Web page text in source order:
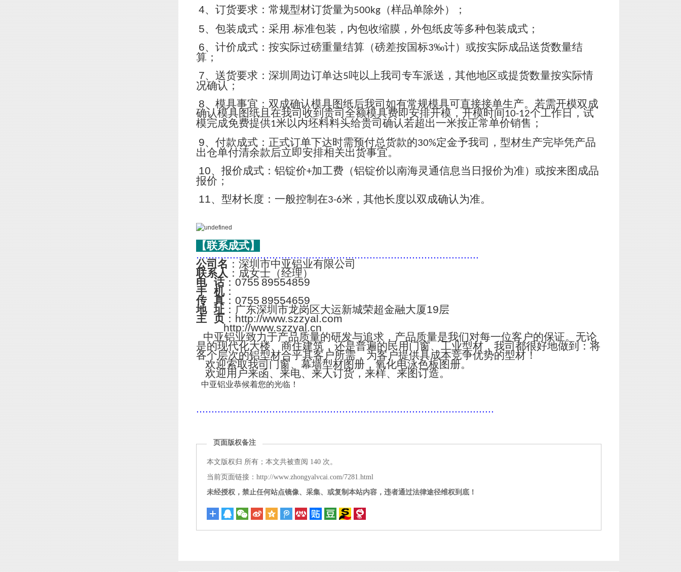
4、订货要求：常规型材订货量为500kg（样品单除外）；
5、包装成式：采用 .标准包装，内包收缩膜，外包纸皮等多种包装成式；
6、计价成式：按实际过磅重量结算（磅差按国标3‰计）或按实际成品送货数量结
算；
7、送货要求：深圳周边订单达5吨以上我司专车派送，其他地区或提货数量按实际情
况确认；
8、模具事宜：双成确认模具图纸后我司如有常规模具可直接接单生产。若需开模双成
确认模具图纸且在我司收到贵司全额模具费即安排开模，开模时间10-12个工作日，试
模完成免费提供1米以内坯料料头给贵司确认若超出一米按正常单价销售；
9、付款成式：正式订单下达时需预付总货款的30%定金予我司，型材生产完毕凭产品
出仓单付清余款后立即安排相关出货事宜。
10、报价成式：铝锭价+加工费（铝锭价以南海灵通信息当日报价为准）或按来图成品
报价；
11、型材长度：一般控制在3-6米，其他长度以双成确认为准。
【联系成式】
.............................................................................................
公司名 ：深圳市中亚铝业有限公司
联系人 ：成女士（经理）
电 话：0755 89554859
手 机：
传 真：0755 89554659
地 址：广东深圳市龙岗区大运新城荣超金融大厦19层
主 页：http://www.szzyal.com
http://www.szzyal.cn
中亚铝业致力于产品质量的研发与追求，产品质量是我们对每一位客户的保证。无论
是的现代化大楼、商住建筑，还是普遍的民用门窗、工业型材，我司都很好地做到：将
各个层次的铝型材合乎其客户所需，为客户提供具成本竞争优势的型材！
欢迎索取我司门窗、幕墙型材图册，氧化电泳色板图册。
欢迎用户来函、来电、来人订货，来样、来图订造。
中亚铝业恭候着您的光临！
..................................................................................................
页面版权备注
本文版权归 所有；本文共被查阅 140 次。
当前页面链接：http://www.zhongyalvcai.com/7281.html
未经授权，禁止任何站点镜像、采集、或复制本站内容，违者通过法律途径维权到底！